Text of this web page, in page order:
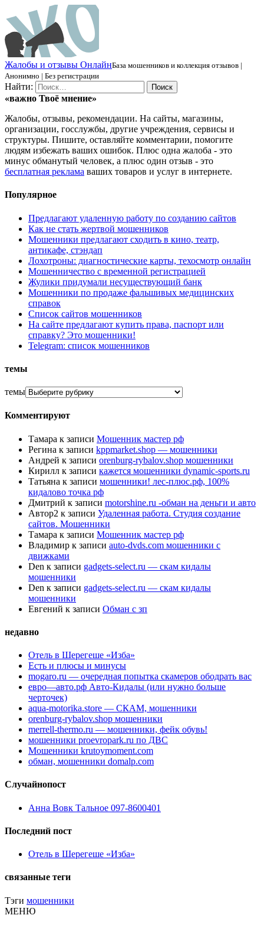
Жалобы и отзывы ОнлайнБаза мошенников и коллекция отзывов |
Анонимно | Без регистрации
Найти:
«важно Твоё мнение»
Жалобы, отзывы, рекомендации. На сайты, магазины,
организации, госслужбы, другие учреждения, сервисы и
структуры. Пишите, оставляйте комментарии, помогите
людям избежать ваших ошибок. Плюс одна жалоба - это
минус обманутый человек, а плюс один отзыв - это
бесплатная реклама ваших товаров и услуг в интернете.
Популярное
Предлагают удаленную работу по созданию сайтов
Как не стать жертвой мошенников
Мошенники предлагают сходить в кино, театр,
антикафе, стэндап
Лохотроны: диагностические карты, техосмотр онлайн
Мошенничество с временной регистрацией
Жулики придумали несуществующий банк
Мошенники по продаже фальшивых медицинских
справок
Список сайтов мошенников
На сайте предлагают купить права, паспорт или
справку? Это мошенники!
Telegram: список мошенников
темы
темы
Комментируют
Тамара к записи Мошенник мастер рф
Регина к записи kppmarket.shop — мошенники
Андрей к записи orenburg-rybalov.shop мошенники
Кирилл к записи кажется мошенники dynamic-sports.ru
Татьяна к записи мошенники! лес-плюс.рф, 100%
кидалово точка рф
Дмитрий к записи motorshine.ru -обман на деньги и авто
Автор2 к записи Удаленная работа. Студия создание
сайтов. Мошенники
Тамара к записи Мошенник мастер рф
Владимир к записи auto-dvds.com мошенники с
движками
Den к записи gadgets-select.ru — скам кидалы
мошенники
Den к записи gadgets-select.ru — скам кидалы
мошенники
Евгений к записи Обман с зп
недавно
Отель в Шерегеше «Изба»
Есть и плюсы и минусы
mogaro.ru — очередная попытка скамеров ободрать вас
евро—авто.рф Авто-Кидалы (или нужно больше
черточек)
aqua-motorika.store — СКАМ, мошенники
orenburg-rybalov.shop мошенники
merrell-thermo.ru — мошенники, фейк обувь!
мошенники proevropark.ru по ДВС
Мошенники krutoymoment.com
обман, мошенники domalp.com
Случайнопост
Анна Вовк Тальное 097-8600401
Последний пост
Отель в Шерегеше «Изба»
связанные теги
Тэги мошенники
МЕНЮ